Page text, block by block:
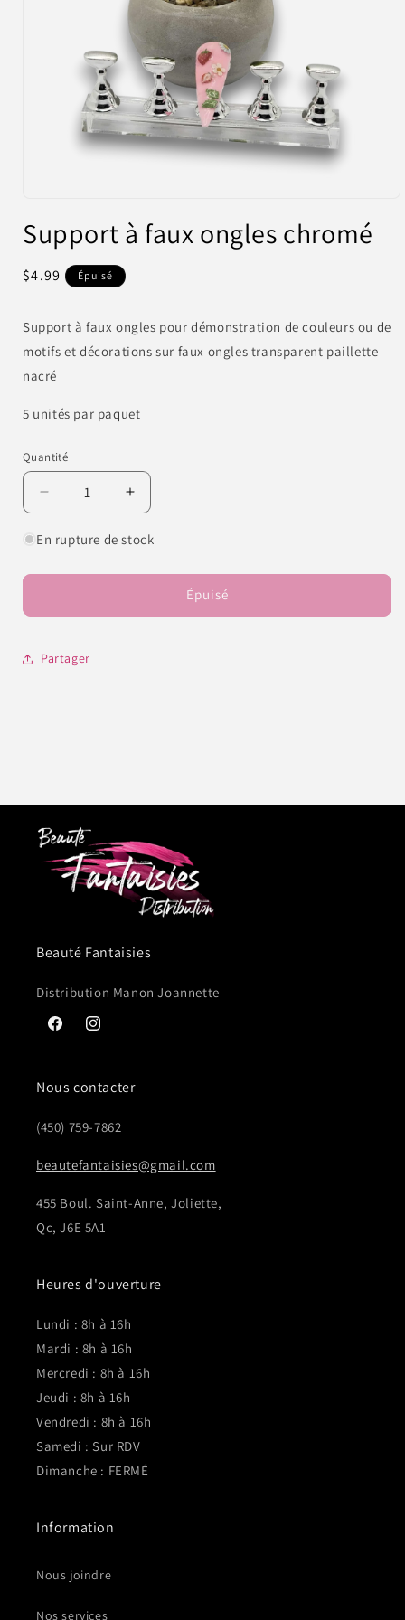
média
1
une
fenêtre
Support à faux ongles chromé
Prix
$4.99 Épuisé
Support à faux ongles pour démonstration de couleurs ou de
motifs et décorations sur faux ongles transparent paillette
nacré
5 unités par paquet
Quantité
Quantité
Réduire
la
quantité
Support
faux
chromé
Augmenter
la
quantité
Support
faux
En rupture de stock
Épuisé
Partager
Beauté Fantaisies
Distribution Manon Joannette
FacebookInstagram
Nous contacter
(450) 759-7862
beautefantaisies@gmail.com
455 Boul. Saint-Anne, Joliette,
Qc, J6E 5A1
Heures d'ouverture
Lundi : 8h à 16h
Mardi : 8h à 16h
Mercredi : 8h à 16h
Jeudi : 8h à 16h
Vendredi : 8h à 16h
Samedi : Sur RDV
Dimanche : FERMÉ
Information
Nous joindre
Nos services